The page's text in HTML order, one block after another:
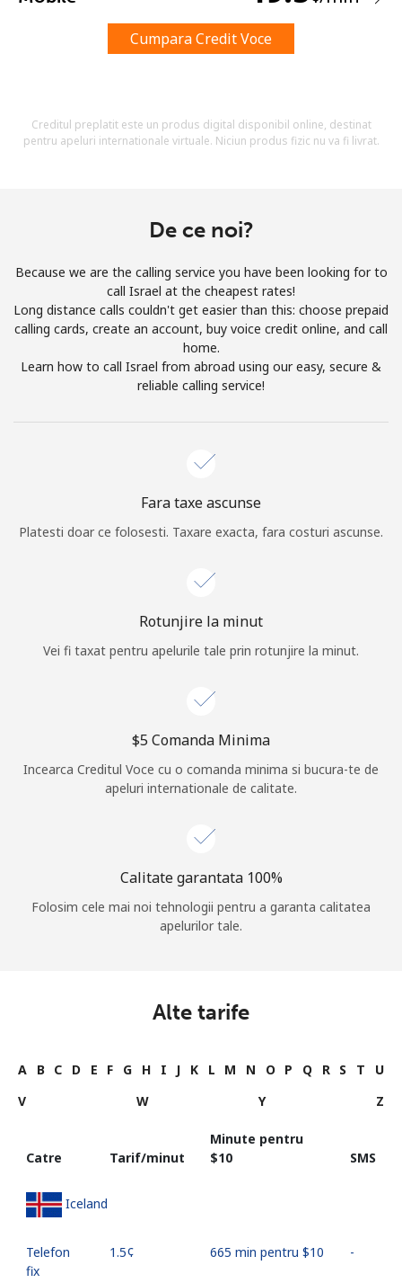
Un simbol/litera speciala
Prin deschiderea unui cont pe acest site, sunt de acord cu
Inregistreaza-te
CREEAZA CONT NOU →
Log in
sau
Continua cu
Cumpara Credit Voce
Creditul preplatit este un produs digital disponibil online, destinat
pentru apeluri internationale virtuale. Niciun produs fizic nu va fi livrat.
De ce noi?
Because we are the calling service you have been looking for to
call Israel at the cheapest rates!
Long distance calls couldn't get easier than this: choose prepaid
calling cards, create an account, buy voice credit online, and call
home.
Learn how to call Israel from abroad using our easy, secure &
reliable calling service!
Fara taxe ascunse
Platesti doar ce folosesti. Taxare exacta, fara costuri ascunse.
Rotunjire la minut
Vei fi taxat pentru apelurile tale prin rotunjire la minut.
⁦$5⁩ Comanda Minima
Incearca Creditul Voce cu o comanda minima si bucura-te de
apeluri internationale de calitate.
Calitate garantata 100%
Folosim cele mai noi tehnologii pentru a garanta calitatea
apelurilor tale.
Alte tarife
A B C D E F G H I J K L M N O P Q R S T
U
V
W Y Z
Catre Tarif/minut
Minute pentru
⁦$10⁩
SMS
Iceland
Telefon
fix
⁦1.5¢⁩ 665 min pentru ⁦$10⁩ -